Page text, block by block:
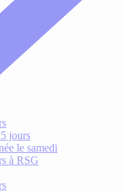
jours
le samedi
à RSG